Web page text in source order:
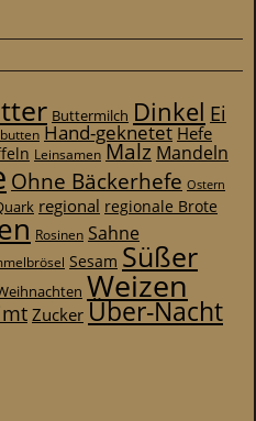
Buttermilch Dinkel Ei
Hand-geknetet Hefe
Leinsamen Malz Mandeln
Ohne Bäckerhefe Ostern
regional regionale Brote
Rosinen Sahne
Sesam Süßer
Weizen
ZuckerÜber-Nacht